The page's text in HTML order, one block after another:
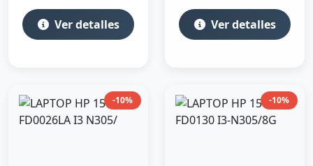
Ver detalles Ver detalles
-10% -10%